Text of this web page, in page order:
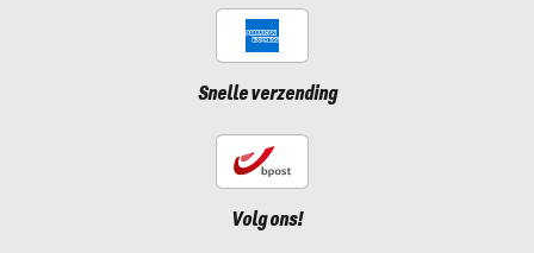
Snelle verzending
Volg ons!